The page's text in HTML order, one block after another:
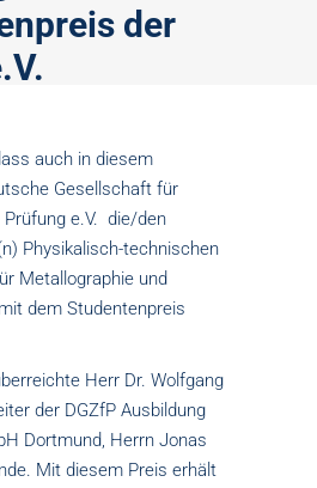
der
auch in diesem
Gesellschaft für
e.V. die/den
Physikalisch-technischen
Metallographie und
dem Studentenpreis
Herr Dr. Wolfgang
der DGZfP Ausbildung
Dortmund, Herrn Jonas
Mit diesem Preis erhält